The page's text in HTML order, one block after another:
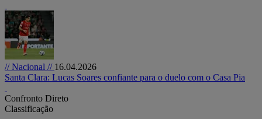
// Nacional // 16.04.2026
Santa Clara: Lucas Soares confiante para o duelo com o Casa Pia
Confronto Direto
Classificação